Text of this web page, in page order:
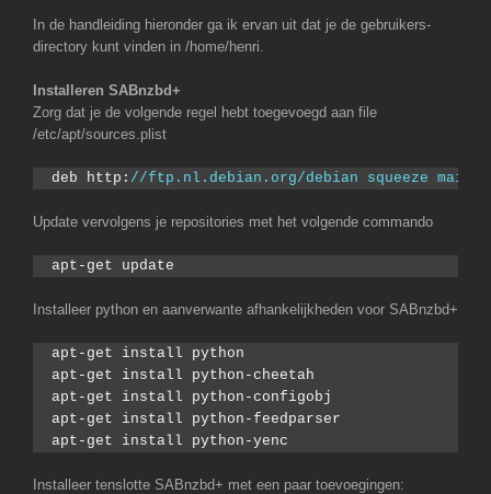
In de handleiding hieronder ga ik ervan uit dat je de gebruikers-
directory kunt vinden in /home/henri.
Installeren SABnzbd+
Zorg dat je de volgende regel hebt toegevoegd aan file
/etc/apt/sources.plist
deb http: //ftp.nl.debian.org/debian squeeze main
Update vervolgens je repositories met het volgende commando
apt-get update
Installeer python en aanverwante afhankelijkheden voor SABnzbd+
apt-get install python
apt-get install python-cheetah
apt-get install python-configobj
apt-get install python-feedparser
apt-get install python-yenc
Installeer tenslotte SABnzbd+ met een paar toevoegingen: